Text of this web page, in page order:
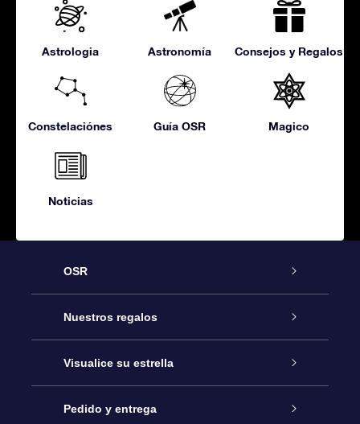
Astrologia Astronomía Consejos y Regalos
Constelaciónes Guía OSR Magico
Noticias
OSR
Atención
Contáctanos
Blog
Nuestros regalos
Regalo Estrella Online
Paquete de Regalo OSR
Visualice su estrella
Registro estelar
Pedido y entrega